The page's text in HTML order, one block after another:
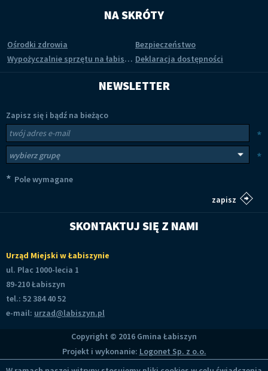
NA SKRÓTY
Ośrodki zdrowia
Bezpieczeństwo
Wypożyczalnie sprzętu na łabiszyńskiej wyspie Deklaracja dostępności
NEWSLETTER
Zapisz się i bądź na bieżąco
Newsletter
*
*
* Pole wymagane
SKONTAKTUJ SIĘ Z NAMI
Urząd Miejski w Łabiszynie
ul. Plac 1000-lecia 1
89-210 Łabiszyn
tel.: 52 384 40 52
e-mail: urzad@labiszyn.pl
Copyright © 2016 Gmina Łabiszyn
Projekt i wykonanie: Logonet Sp. z o.o.